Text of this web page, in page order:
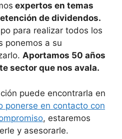
expertos en temas
de dividendos.
para realizar todos los
ponemos a su
Aportamos 50 años
sector que nos avala.
puede encontrarla en
ponerse en contacto con
, estaremos
y asesorarle.